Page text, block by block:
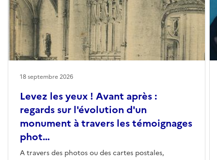
Levez les yeux ! Avant après :
regards sur l'évolution d'un
monument à travers les témoignages
phot…
A travers des photos ou des cartes postales,
18 septembre 2026